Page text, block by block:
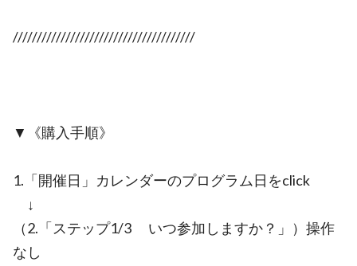
//////////////////////////////////////
▼《購入手順》
1.「開催日」カレンダーのプログラム日をclick
↓
（2.「ステップ1/3 いつ参加しますか？」）操作
なし